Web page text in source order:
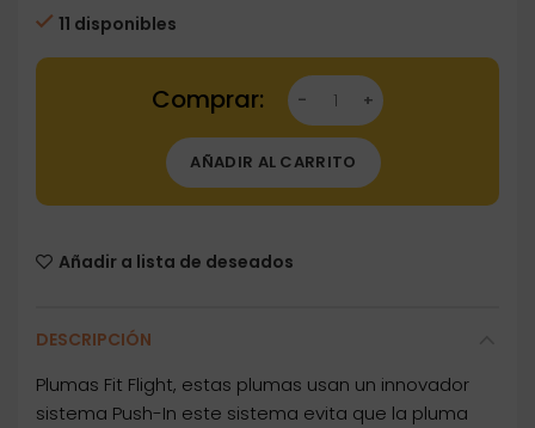
11 disponibles
Dartstore Plumas Fit Flight 6 unid. Slim Verde
AÑADIR AL CARRITO
Añadir a lista de deseados
DESCRIPCIÓN
Plumas Fit Flight, estas plumas usan un innovador
sistema Push-In este sistema evita que la pluma